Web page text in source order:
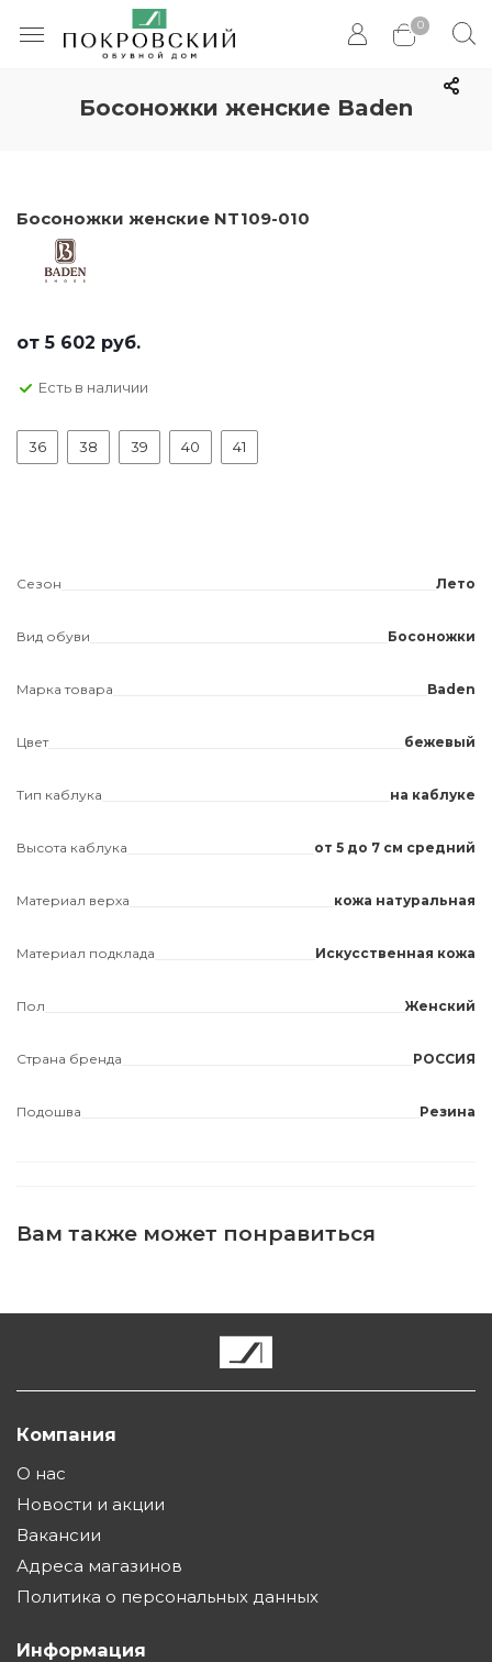
0
Босоножки женские Baden
Босоножки женские NT109-010
от5 602 руб.
Есть в наличии
36 38 39 40 41
Сезон Лето
Вид обуви Босоножки
Марка товара Baden
Цвет бежевый
Тип каблука на каблуке
Высота каблука от 5 до 7 см средний
Материал верха кожа натуральная
Материал подклада Искусственная кожа
Пол Женский
Страна бренда РОССИЯ
Подошва Резина
Вам также может понравиться
Компания
О нас
Новости и акции
Вакансии
Адреса магазинов
Политика о персональных данных
Информация